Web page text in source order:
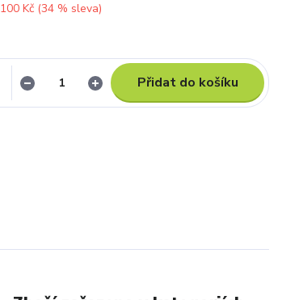
100 Kč (34 % sleva)
Přidat do košíku